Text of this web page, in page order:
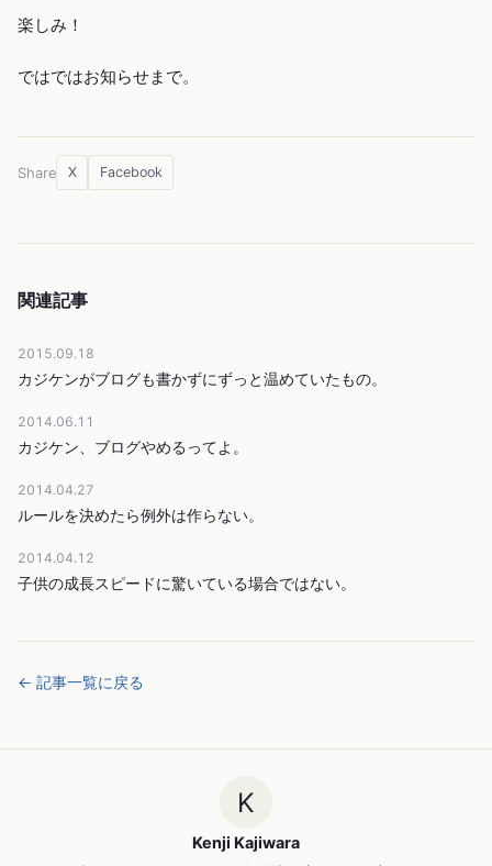
楽しみ！
ではではお知らせまで。
Share X Facebook
関連記事
2015.09.18
カジケンがブログも書かずにずっと温めていたもの。
2014.06.11
カジケン、ブログやめるってよ。
2014.04.27
ルールを決めたら例外は作らない。
2014.04.12
子供の成長スピードに驚いている場合ではない。
← 記事一覧に戻る
K
Kenji Kajiwara